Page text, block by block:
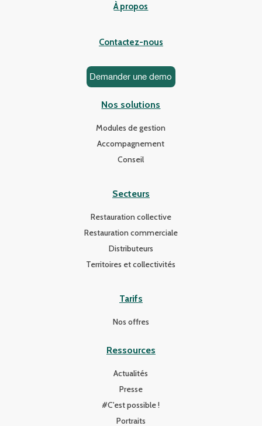
À propos
Contactez-nous
Demander une demo
Nos solutions
Modules de gestion
Accompagnement
Conseil
Secteurs
Restauration collective
Restauration commerciale
Distributeurs
Territoires et collectivités
Tarifs
Nos offres
Ressources
Actualités
Presse
#C'est possible !
Portraits